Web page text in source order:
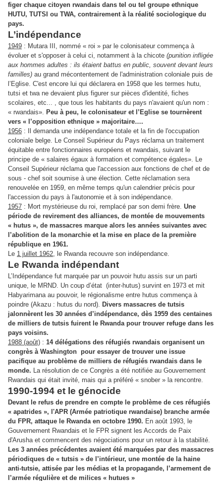
figer chaque citoyen rwandais dans tel ou tel groupe ethnique
HUTU, TUTSI ou TWA, contrairement à la réalité sociologique du
pays.
L’indépendance
1949 : Mutara III, nommé « roi » par le colonisateur commença à
évoluer et s'opposer à celui ci, notamment à la chicote (punition infligée
aux hommes adultes : ils étaient battus en public, souvent devant leurs
familles) au grand mécontentement de l'administration coloniale puis de
l’Eglise. C'est encore lui qui déclarera en 1958 que les termes hutu,
tutsi et twa ne devaient plus figurer sur pièces d'identité, fiches
scolaires, etc... , que tous les habitants du pays n'avaient qu'un nom :
« rwandais». Peu à peu, le colonisateur et l’Eglise se tournèrent
vers « l’opposition ethnique » majoritaire….
1956 : Il demanda une indépendance totale et la fin de l'occupation
coloniale belge. Le Conseil Supérieur du Pays réclama un traitement
équitable entre fonctionnaires européens et rwandais, suivant le
principe de « salaires égaux à formation et compétence égales». Le
Conseil Supérieur réclama que l'accession aux fonctions de chef et de
sous - chef soit soumise à une élection. Cette réclamation sera
renouvelée en 1959, en même temps qu'un calendrier précis pour
l'accession du pays à l'autonomie et à son indépendance.
1957 : Mort mystérieuse du roi, remplacé par son demi frère. Une
période de revirement des alliances, de montée de mouvements
« hutus », de massacres marque alors les années suivantes avec
l’abolition de la monarchie et la mise en place de la première
république en 1961.
Le 1 juillet 1962 , le Rwanda recouvre son indépendance.
Le Rwanda indépendant
L’Indépendance fut marquée par un pouvoir hutu assis sur un parti
unique, le MRND. Un coup d’état (inter-hutus) survint en 1973 et mit
Habyarimana au pouvoir, le régionalisme entre hutus commença à
poindre (Akazu : hutus du nord). Divers massacres de tutsis
jalonnèrent les 30 années d’indépendance, dès 1959 des centaines
de milliers de tutsis fuirent le Rwanda pour trouver refuge dans les
pays voisins.
1988 (août) : 14 délégations des réfugiés rwandais organisent un
congrès à Washington pour essayer de trouver une issue
pacifique au problème de milliers de réfugiés rwandais dans le
monde. La résolution de ce Congrès a été notifiée au Gouvernement
Rwandais qui était invité, mais qui a préféré « snober » la rencontre.
1990-1994 et le génocide
Devant le refus de prendre en compte le problème de ces réfugiés
« apatrides », l'APR (Armée patriotique rwandaise) branche armée
du FPR, attaque le Rwanda en octobre 1990. En août 1993, le
Gouvernement Rwandais et le FPR signent les Accords de Paix
d'Arusha et commencent des négociations pour un retour à la stabilité.
Les 3 années précédentes avaient été marquées par des massacres
périodiques de « tutsis » de l’intérieur, une montée de la haine
anti-tutsie, attisée par les médias et la propagande, l’armement de
l’armée régulière et de milices « hutues »